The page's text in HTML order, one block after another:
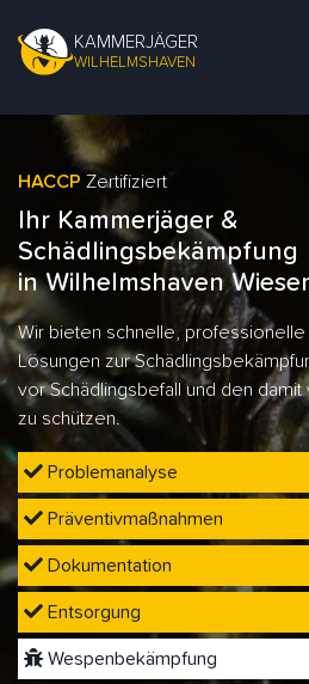
KAMMERJÄGER
WILHELMSHAVEN
HACCP Zertifiziert
Ihr Kammerjäger &
Schädlingsbekämpfung
in Wilhelmshaven
Wir bieten schnelle,
Lösungen zur
vor Schädlingsbefall und den
zu schützen.
Problemanalyse
Präventivmaßnahmen
Dokumentation
Entsorgung
Wespenbekämpfung